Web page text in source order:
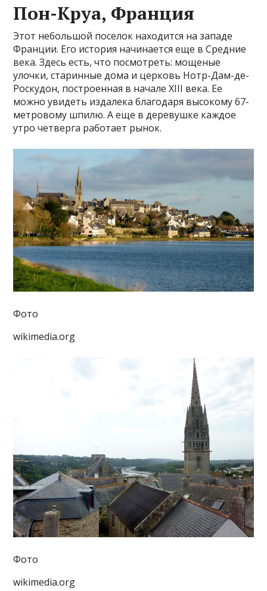
Пон-Круа, Франция
Этот небольшой поселок находится на западе
Франции. Его история начинается еще в Средние
века. Здесь есть, что посмотреть: мощеные
улочки, старинные дома и церковь Нотр-Дам-де-
Роскудон, построенная в начале XIII века. Ее
можно увидеть издалека благодаря высокому 67-
метровому шпилю. А еще в деревушке каждое
утро четверга работает рынок.
Фото
wikimedia.org
Фото
wikimedia.org